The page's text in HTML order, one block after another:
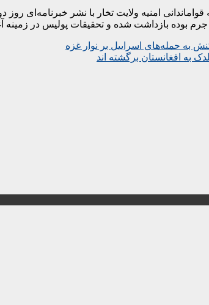
امنیه ولایت تخار با نشر خبرنامه‌ای
بوده بازداشت شده و تحقیقات پولیس در زمینه
به حمله‌های اسراییل بر نوار غزه